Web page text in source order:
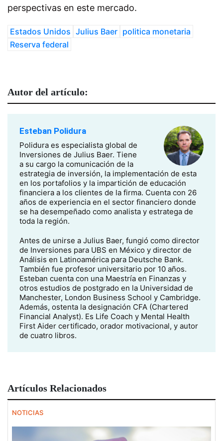
perspectivas en este mercado.
Estados Unidos Julius Baer politica monetaria
Reserva federal
Autor del artículo:
Esteban Polidura
Polidura es especialista global de
Inversiones de Julius Baer. Tiene
a su cargo la comunicación de la
estrategia de inversión, la implementación de esta
en los portafolios y la impartición de educación
financiera a los clientes de la firma. Cuenta con 26
años de experiencia en el sector financiero donde
se ha desempeñado como analista y estratega de
toda la región.
Antes de unirse a Julius Baer, fungió como director
de Inversiones para UBS en México y director de
Análisis en Latinoamérica para Deutsche Bank.
También fue profesor universitario por 10 años.
Esteban cuenta con una Maestría en Finanzas y
otros estudios de postgrado en la Universidad de
Manchester, London Business School y Cambridge.
Además, ostenta la designación CFA (Chartered
Financial Analyst). Es Life Coach y Mental Health
First Aider certificado, orador motivacional, y autor
de cuatro libros.
Artículos Relacionados
NOTICIAS